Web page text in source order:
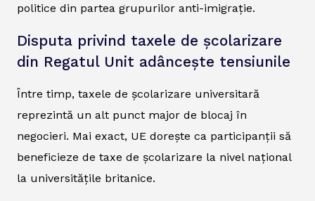
politice din partea grupurilor anti-imigrație.
Disputa privind taxele de școlarizare
din Regatul Unit adâncește tensiunile
Între timp, taxele de școlarizare universitară
reprezintă un alt punct major de blocaj în
negocieri. Mai exact, UE dorește ca participanții să
beneficieze de taxe de școlarizare la nivel național
la universitățile britanice.